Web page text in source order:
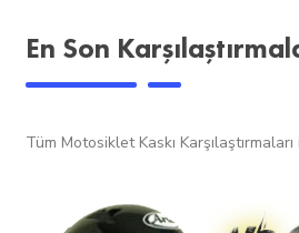
En Son
Tüm Motosiklet Kaskı Karşılaştırmaları